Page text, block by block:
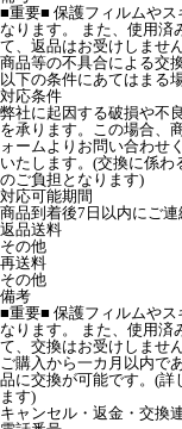
■重要■ 保護フィルムや
なります。 また、使用済
て、返品はお受けしません
商品等の不具合による交
以下の条件にあてはまる
対応条件
弊社に起因する破損や不
を承ります。この場合、
ォームよりお問い合わせ
いたします。(交換に係
のご負担となります)
対応可能期間
商品到着後7日以内にご
返品送料
その他
再送料
その他
備考
■重要■ 保護フィルムや
なります。 また、使用済
て、交換はお受けしませ
ご購入から一カ月以内で
品に交換が可能です。(詳
ます)
キャンセル・返金・交換